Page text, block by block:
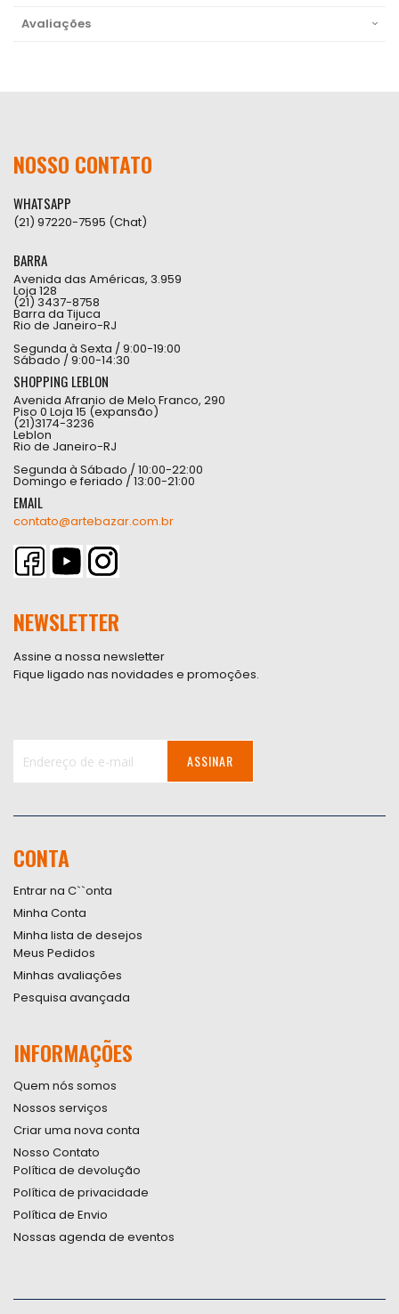
Avaliações
NOSSO CONTATO
WHATSAPP
(21) 97220-7595 (Chat)
BARRA
Avenida das Américas, 3.959
Loja 128
(21) 3437-8758
Barra da Tijuca
Rio de Janeiro-RJ
Segunda à Sexta / 9:00-19:00
Sábado / 9:00-14:30
SHOPPING LEBLON
Avenida Afranio de Melo Franco, 290
Piso 0 Loja 15 (expansão)
(21)3174-3236
Leblon
Rio de Janeiro-RJ
Segunda à Sábado / 10:00-22:00
Domingo e feriado / 13:00-21:00
EMAIL
contato@artebazar.com.br
NEWSLETTER
Assine a nossa newsletter
Fique ligado nas novidades e promoções.
Newsletter:
ASSINAR
CONTA
Entrar na C``onta
Minha Conta
Minha lista de desejos
Meus Pedidos
Minhas avaliações
Pesquisa avançada
INFORMAÇÕES
Quem nós somos
Nossos serviços
Criar uma nova conta
Nosso Contato
Política de devolução
Política de privacidade
Política de Envio
Nossas agenda de eventos